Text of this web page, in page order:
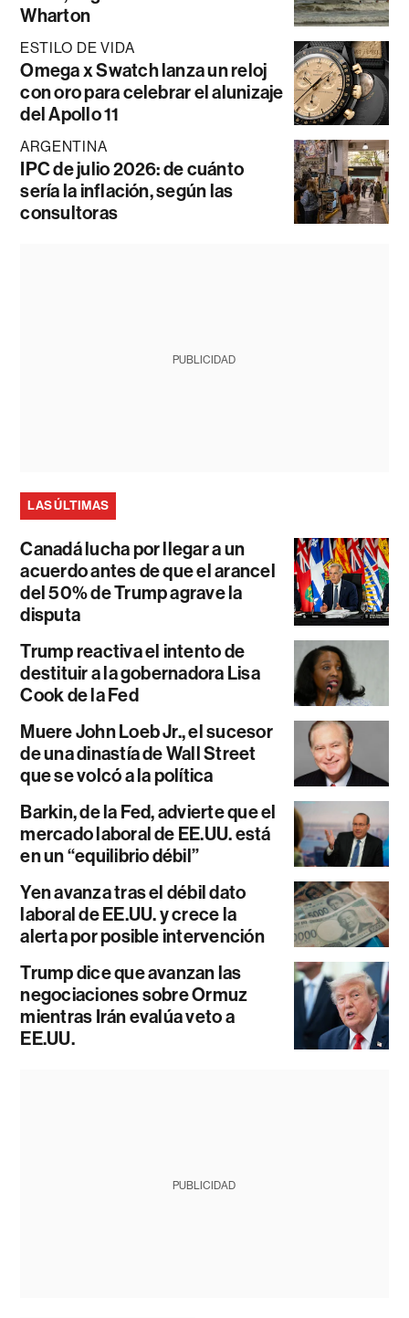
Wharton
ESTILO DE VIDA
Omega x Swatch lanza un reloj
con oro para celebrar el alunizaje
del Apollo 11
ARGENTINA
IPC de julio 2026: de cuánto
sería la inflación, según las
consultoras
PUBLICIDAD
LAS ÚLTIMAS
Canadá lucha por llegar a un
acuerdo antes de que el arancel
del 50% de Trump agrave la
disputa
Trump reactiva el intento de
destituir a la gobernadora Lisa
Cook de la Fed
Muere John Loeb Jr., el sucesor
de una dinastía de Wall Street
que se volcó a la política
Barkin, de la Fed, advierte que el
mercado laboral de EE.UU. está
en un “equilibrio débil”
Yen avanza tras el débil dato
laboral de EE.UU. y crece la
alerta por posible intervención
Trump dice que avanzan las
negociaciones sobre Ormuz
mientras Irán evalúa veto a
EE.UU.
PUBLICIDAD